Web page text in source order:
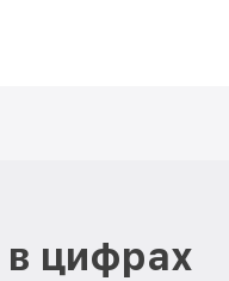
цифрах